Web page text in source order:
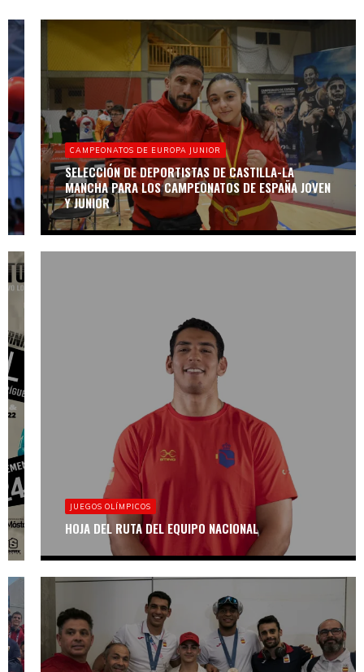
INTERNACIONAL
DACAL WORLD
FEDERACIÓN
ESPAÑOLA DE
BOXEO ABRE
LAS
INSCRIPCIONES
DEL BOXAM
JOVEN, JUNIOR Y
SCHOOLBOXING
A ESPAÑOLES/AS
CAMPEONATOS DE EUROPA JUNIOR
SELECCIÓN DE DEPORTISTAS DE CASTILLA-LA
MANCHA PARA LOS CAMPEONATOS DE ESPAÑA JOVEN
Y JUNIOR
FEBOXEO
JUEGOS OLÍMPICOS
HOJA DEL RUTA DEL EQUIPO NACIONAL